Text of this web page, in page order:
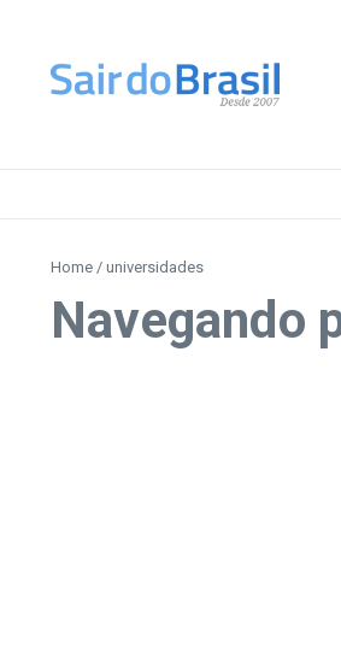
Home / universidades
Navegando